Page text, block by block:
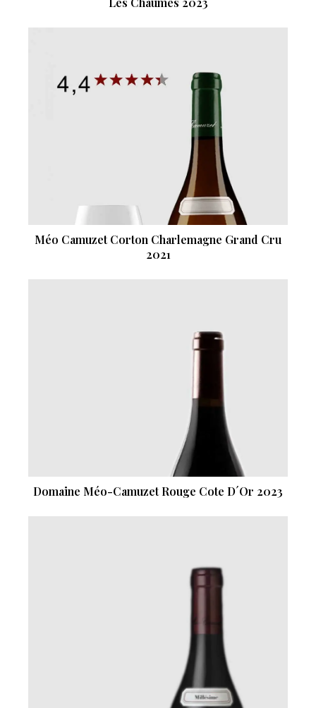
Méo Camuzet Corton Charlemagne Grand Cru
2021
Domaine Méo-Camuzet Rouge Cote D´Or 2023